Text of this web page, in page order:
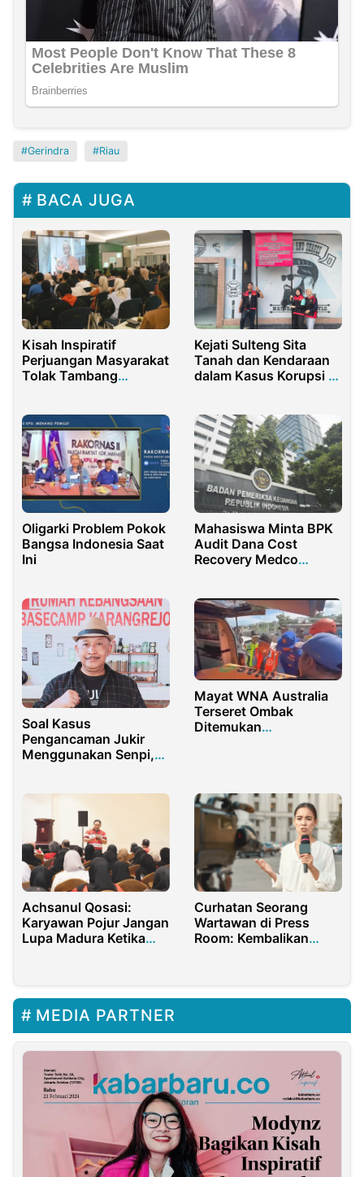
Gerindra Riau
BACA JUGA
Kisah Inspiratif
Perjuangan Masyarakat
Tolak Tambang
Kejati Sulteng Sita
Tanah dan Kendaraan
dalam Kasus Korupsi di
Oligarki Problem Pokok
Bangsa Indonesia Saat
Ini
Mahasiswa Minta BPK
Audit Dana Cost
Recovery Medco
Soal Kasus
Pengancaman Jukir
Menggunakan Senpi,
Banyuwangi
Mayat WNA Australia
Terseret Ombak
Ditemukan
Achsanul Qosasi:
Karyawan Pojur Jangan
Lupa Madura Ketika
Curhatan Seorang
Wartawan di Press
Room: Kembalikan
MEDIA PARTNER